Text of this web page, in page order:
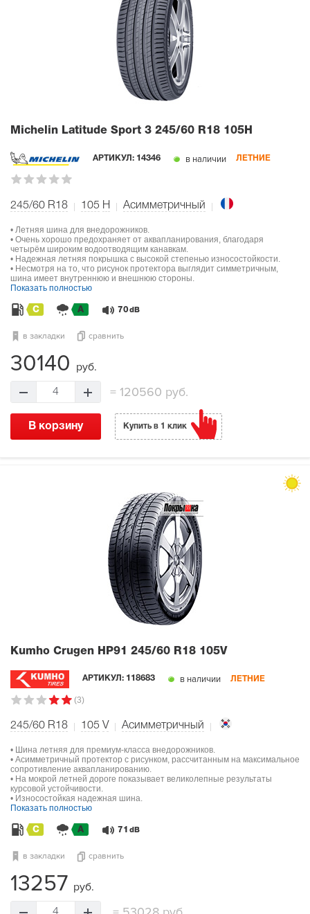
Michelin Latitude Sport 3 245/60 R18 105H
АРТИКУЛ: 14346 в наличии ЛЕТНИЕ
245/60 R18 105 H Асимметричный
• Летняя шина для внедорожников.
• Очень хорошо предохраняет от аквапланирования, благодаря
четырём широким водоотводящим канавкам.
• Надежная летняя покрышка с высокой степенью износостойкости.
• Несмотря на то, что рисунок протектора выглядит симметричным,
шина имеет внутреннюю и внешнюю стороны.
Показать полностью
C A 70 dB
в закладки сравнить
30140 руб.
4 = 120560 руб.
В корзину Купить в 1 клик
Kumho Crugen HP91 245/60 R18 105V
АРТИКУЛ: 118683 в наличии ЛЕТНИЕ
(3)
245/60 R18 105 V Асимметричный
• Шина летняя для премиум-класса внедорожников.
• Асимметричный протектор с рисунком, рассчитанным на максимальное
сопротивление аквапланированию.
• На мокрой летней дороге показывает великолепные результаты
курсовой устойчивости.
• Износостойкая надежная шина.
Показать полностью
C A 71 dB
в закладки сравнить
13257 руб.
4